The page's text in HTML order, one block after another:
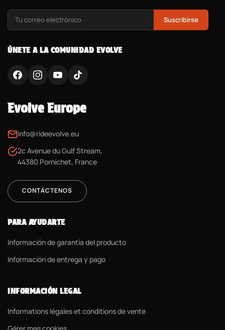
Suscribirse
ÚNETE A LA COMUNIDAD EVOLVE
Evolve Europe
info@rideevolve.eu
2c Avenue du Gulf Stream,
44380 Pornichet, France
CONTÁCTENOS
PARA AYUDARTE
Información de garantía del producto
Información de entrega y pago
INFORMACIÓN LEGAL
Informations légales et conditions de vente